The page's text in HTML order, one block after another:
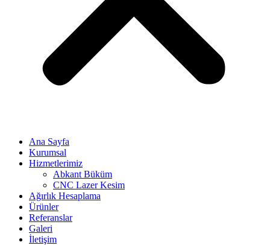
Ana Sayfa
Kurumsal
Hizmetlerimiz
Abkant Büküm
CNC Lazer Kesim
Ağırlık Hesaplama
Ürünler
Referanslar
Galeri
İletişim